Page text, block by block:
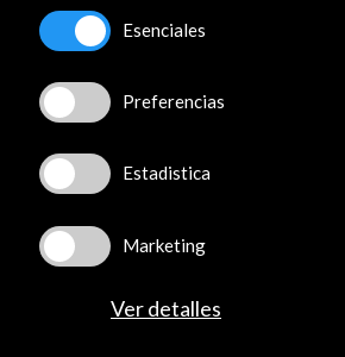
Esenciales
Preferencias
Estadistica
Marketing
Ver detalles